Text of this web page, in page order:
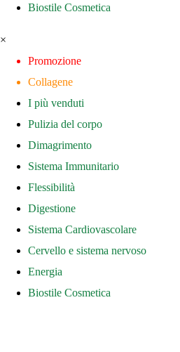
Biostile Cosmetica
×
Promozione
Collagene
I più venduti
Pulizia del corpo
Dimagrimento
Sistema Immunitario
Flessibilità
Digestione
Sistema Cardiovascolare
Cervello e sistema nervoso
Energia
Biostile Cosmetica